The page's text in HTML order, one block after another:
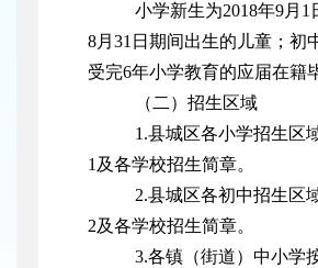
小学新生为2018年9月1
8月31日期间出生的儿童；初
受完6年小学教育的应届在籍
（二）招生区域
1.县城区各小学招生区
1及各学校招生简章。
2.县城区各初中招生区
2及各学校招生简章。
3.各镇（街道）中小学